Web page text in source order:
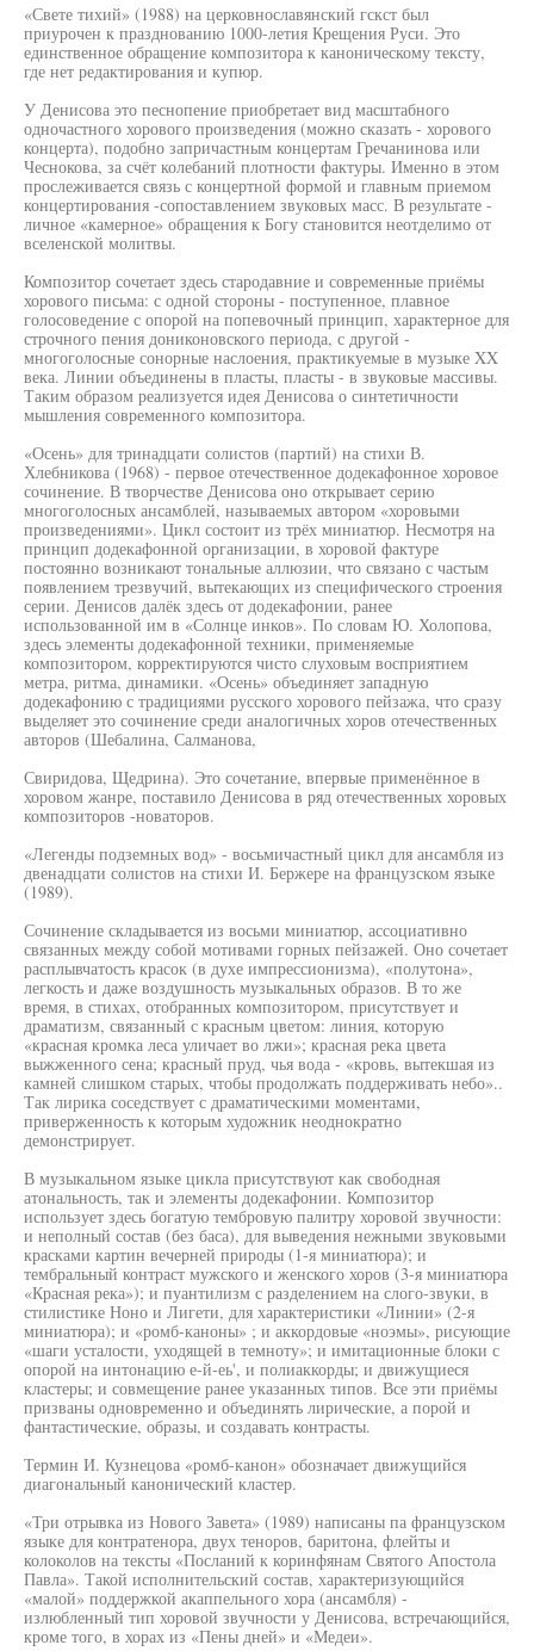
«Свете тихий» (1988) на церковнославянский гскст был
приурочен к празднованию 1000-летия Крещения Руси. Это
единственное обращение композитора к каноническому тексту,
где нет редактирования и купюр.
У Денисова это песнопение приобретает вид масштабного
одночастного хорового произведения (можно сказать - хорового
концерта), подобно запричастным концертам Гречанинова или
Чеснокова, за счёт колебаний плотности фактуры. Именно в этом
прослеживается связь с концертной формой и главным приемом
концертирования -сопоставлением звуковых масс. В результате -
личное «камерное» обращения к Богу становится неотделимо от
вселенской молитвы.
Композитор сочетает здесь стародавние и современные приёмы
хорового письма: с одной стороны - поступенное, плавное
голосоведение с опорой на попевочный принцип, характерное для
строчного пения дониконовского периода, с другой -
многоголосные сонорные наслоения, практикуемые в музыке XX
века. Линии объединены в пласты, пласты - в звуковые массивы.
Таким образом реализуется идея Денисова о синтетичности
мышления современного композитора.
«Осень» для тринадцати солистов (партий) на стихи В.
Хлебникова (1968) - первое отечественное додекафонное хоровое
сочинение. В творчестве Денисова оно открывает серию
многоголосных ансамблей, называемых автором «хоровыми
произведениями». Цикл состоит из трёх миниатюр. Несмотря на
принцип додекафонной организации, в хоровой фактуре
постоянно возникают тональные аллюзии, что связано с частым
появлением трезвучий, вытекающих из специфического строения
серии. Денисов далёк здесь от додекафонии, ранее
использованной им в «Солнце инков». По словам Ю. Холопова,
здесь элементы додекафонной техники, применяемые
композитором, корректируются чисто слуховым восприятием
метра, ритма, динамики. «Осень» объединяет западную
додекафонию с традициями русского хорового пейзажа, что сразу
выделяет это сочинение среди аналогичных хоров отечественных
авторов (Шебалина, Салманова,
Свиридова, Щедрина). Это сочетание, впервые применённое в
хоровом жанре, поставило Денисова в ряд отечественных хоровых
композиторов -новаторов.
«Легенды подземных вод» - восьмичастный цикл для ансамбля из
двенадцати солистов на стихи И. Бержере на французском языке
(1989).
Сочинение складывается из восьми миниатюр, ассоциативно
связанных между собой мотивами горных пейзажей. Оно сочетает
расплывчатость красок (в духе импрессионизма), «полутона»,
легкость и даже воздушность музыкальных образов. В то же
время, в стихах, отобранных композитором, присутствует и
драматизм, связанный с красным цветом: линия, которую
«красная кромка леса уличает во лжи»; красная река цвета
выжженного сена; красный пруд, чья вода - «кровь, вытекшая из
камней слишком старых, чтобы продолжать поддерживать небо»..
Так лирика соседствует с драматическими моментами,
приверженность к которым художник неоднократно
демонстрирует.
В музыкальном языке цикла присутствуют как свободная
атональность, так и элементы додекафонии. Композитор
использует здесь богатую тембровую палитру хоровой звучности:
и неполный состав (без баса), для выведения нежными звуковыми
красками картин вечерней природы (1-я миниатюра); и
тембральный контраст мужского и женского хоров (3-я миниатюра
«Красная река»); и пуантилизм с разделением на слого-звуки, в
стилистике Ноно и Лигети, для характеристики «Линии» (2-я
миниатюра); и «ромб-каноны» ; и аккордовые «ноэмы», рисующие
«шаги усталости, уходящей в темноту»; и имитационные блоки с
опорой на интонацию е-й-еь', и полиаккорды; и движущиеся
кластеры; и совмещение ранее указанных типов. Все эти приёмы
призваны одновременно и объединять лирические, а порой и
фантастические, образы, и создавать контрасты.
Термин И. Кузнецова «ромб-канон» обозначает движущийся
диагональный канонический кластер.
«Три отрывка из Нового Завета» (1989) написаны па французском
языке для контратенора, двух теноров, баритона, флейты и
колоколов на тексты «Посланий к коринфянам Святого Апостола
Павла». Такой исполнительский состав, характеризующийся
«малой» поддержкой акаппельного хора (ансамбля) -
излюбленный тип хоровой звучности у Денисова, встречающийся,
кроме того, в хорах из «Пены дней» и «Медеи».